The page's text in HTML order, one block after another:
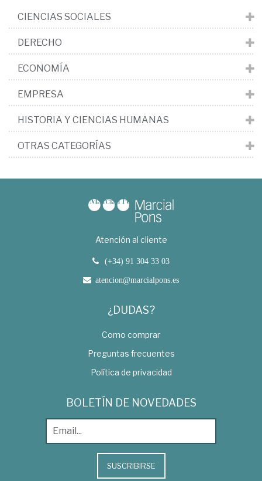
CIENCIAS SOCIALES
DERECHO
ECONOMÍA
EMPRESA
HISTORIA Y CIENCIAS HUMANAS
OTRAS CATEGORÍAS
Atención al cliente
(+34) 91 304 33 03
atencion@marcialpons.es
¿DUDAS?
Como comprar
Preguntas frecuentes
Política de privacidad
BOLETÍN DE NOVEDADES
SUSCRIBIRSE